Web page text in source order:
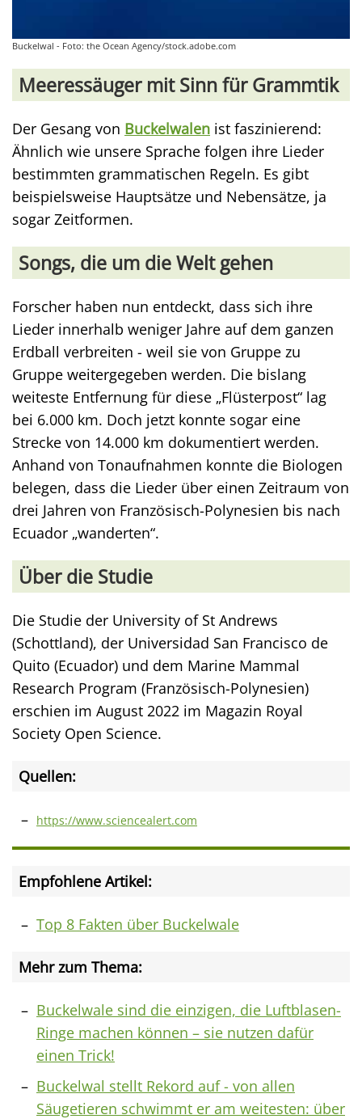
Buckelwal - Foto: the Ocean Agency/stock.adobe.com
Meeressäuger mit Sinn für Grammtik
Der Gesang von Buckelwalen ist faszinierend:
Ähnlich wie unsere Sprache folgen ihre Lieder
bestimmten grammatischen Regeln. Es gibt
beispielsweise Hauptsätze und Nebensätze, ja
sogar Zeitformen.
Songs, die um die Welt gehen
Forscher haben nun entdeckt, dass sich ihre
Lieder innerhalb weniger Jahre auf dem ganzen
Erdball verbreiten - weil sie von Gruppe zu
Gruppe weitergegeben werden. Die bislang
weiteste Entfernung für diese „Flüsterpost“ lag
bei 6.000 km. Doch jetzt konnte sogar eine
Strecke von 14.000 km dokumentiert werden.
Anhand von Tonaufnahmen konnte die Biologen
belegen, dass die Lieder über einen Zeitraum von
drei Jahren von Französisch-Polynesien bis nach
Ecuador „wanderten“.
Über die Studie
Die Studie der University of St Andrews
(Schottland), der Universidad San Francisco de
Quito (Ecuador) und dem Marine Mammal
Research Program (Französisch-Polynesien)
erschien im August 2022 im Magazin Royal
Society Open Science.
Quellen:
https://www.sciencealert.com
Empfohlene Artikel:
Top 8 Fakten über Buckelwale
Mehr zum Thema:
Buckelwale sind die einzigen, die Luftblasen-
Ringe machen können – sie nutzen dafür
einen Trick!
Buckelwal stellt Rekord auf - von allen
Säugetieren schwimmt er am weitesten: über